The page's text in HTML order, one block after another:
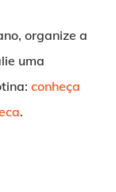
organize a
uma
conheça
.